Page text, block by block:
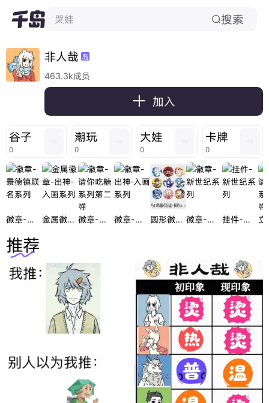
哭娃 搜索
非人哉 岛
463.3k成员
 加入
谷子
0
潮玩
0
大娃
0
卡牌
0
徽章-景德镇联名系列 金属徽章-出神·入画系列 徽章-请你吃糖系列第二弹 徽章-出神·入画系列 圆形徽章-出神·入画系列 徽章-新世纪系列 挂件-新世纪系列
推荐